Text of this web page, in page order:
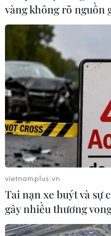
TP Hồ Chí Minh:
kinh doanh vàng
nguồn gốc
10/04/2024 23:33
Cục Quản lý thị trường TP
vàng không rõ nguồn
vietnamplus.vn
Tai nạn xe buýt và sự
gây nhiều thương